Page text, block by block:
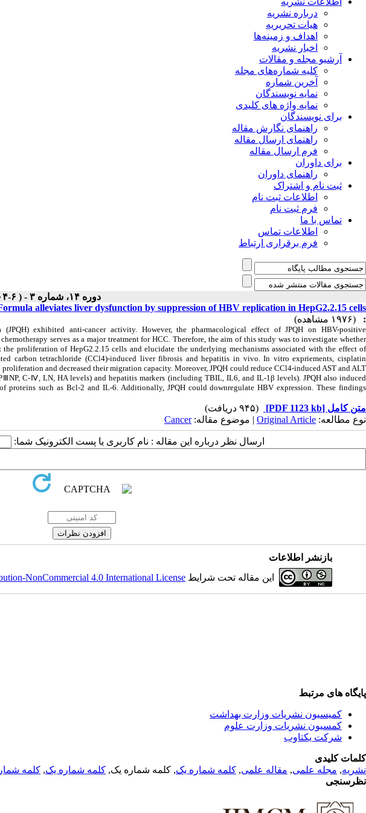
درباره نشریه
هیات تحریریه
اهداف و زمینه‌ها
اخبار نشریه
آرشیو مجله و مقالات
کلیه شماره‌های مجله
آخرین شماره
نمایه نویسندگان
نمایه واژه های کلیدی
برای نویسندگان
راهنمای نگارش مقاله
راهنمای ارسال مقاله
فرم ارسال مقاله
برای داوران
راهنمای داوران
ثبت نام و اشتراک
اطلاعات ثبت نام
فرم ثبت نام
تماس با ما
اطلاعات تماس
فرم برقراری ارتباط
دوره ۱۴، شماره ۳ - ( ۶-۱۴۰۴ )
alleviates liver dysfunction by suppression of HBV replication in HepG2.2.15 cells
:
(۱۹۷۶ مشاهده)
(JPQH) exhibited anti-cancer activity. However, the pharmacological effect of JPQH on HBV-positive
serves as a major treatment for HCC. Therefore, the aim of this study was to investigate whether
proliferation of HepG2.2.15 cells and elucidate the underlying mechanisms associated with the effect of
carbon tetrachloride (CCl4)-induced liver fibrosis and hepatitis in vivo. In vitro expriements, cisplatin
and decreased their migration capacity. Moreover, JPQH could reduce CCl4-induced AST and ALT
C-Ⅳ, LN, HA levels) and hepatitis markers (including TBIL, IL6, and IL-1β levels). JPQH also induced
proteins such as Bcl-2 and IL-6. Additionally, JPQH could downregulate HBV expression. These findings
متن کامل [PDF 1123 kb]
(۹۴۵ دریافت)
نوع مطالعه: Original Article | موضوع مقاله:Cancer
ارسال نظر درباره این مقاله : نام کاربری یا پست الکترونیک شما:
بازنشر اطلاعات
این مقاله تحت شرایط NonCommercial 4.0 International License
پایگاه های مرتبط
کمیسیون نشریات وزارت بهداشت
کمسیون نشریات وزارت علوم
شرکت یکتاوب
کلمات کلیدی
نشریه, مجله علمی, مقاله علمی, کلمه شماره یک, کلمه شماره یک, کلمه شماره یک, کلمه
نظرسنجی